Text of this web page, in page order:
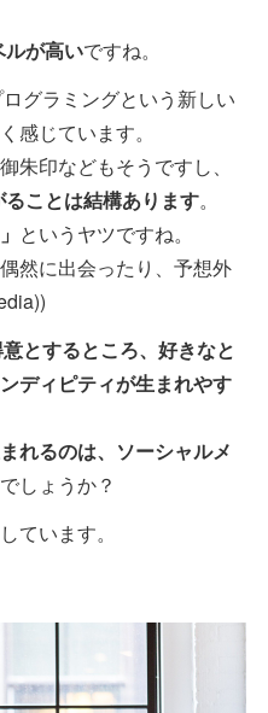
が高いですね。
グラミングという新しい
感じています。
朱印などもそうですし、
ことは結構あります。
というヤツですね。
偶然に出会ったり、予想外
とするところ、好きなと
ディピティが生まれやす
れるのは、ソーシャルメ
しょうか？
ています。